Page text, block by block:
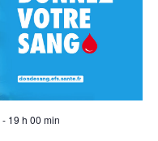
- 19 h 00 min